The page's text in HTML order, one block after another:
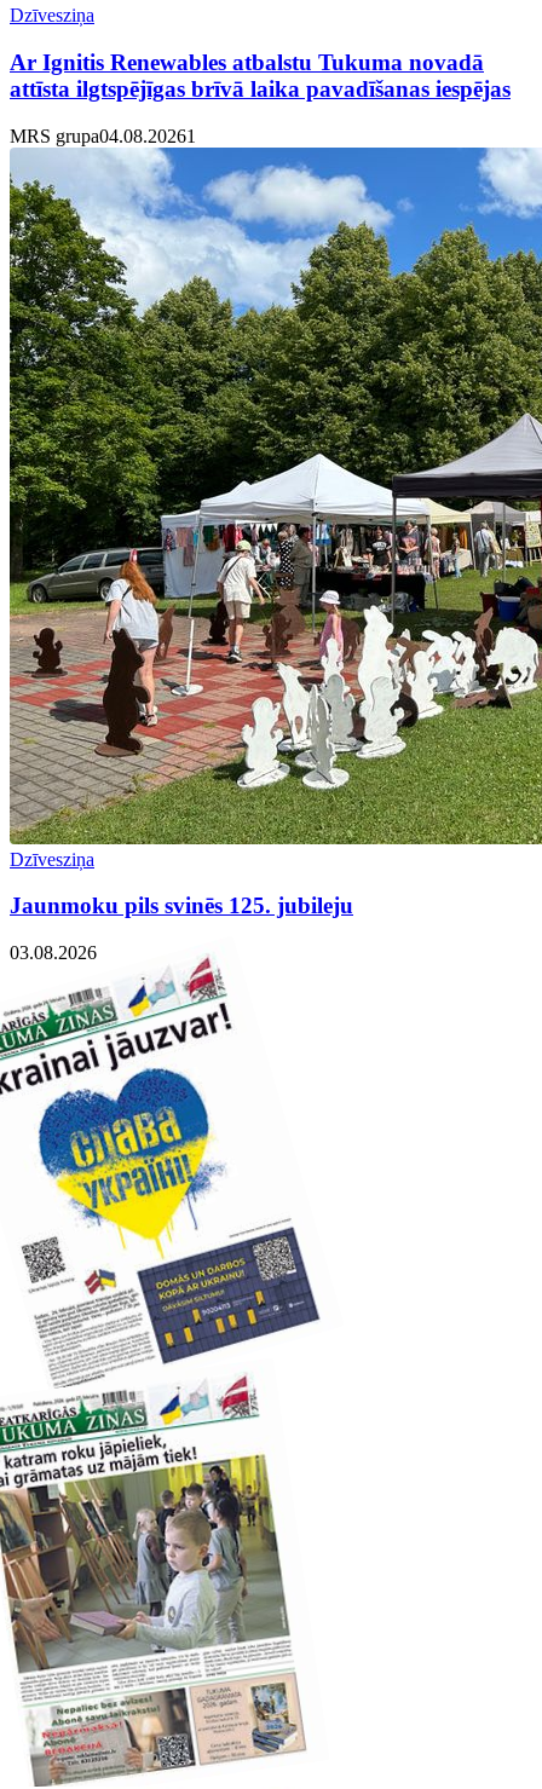
Dzīvesziņa
Ar Ignitis Renewables atbalstu Tukuma novadā
attīsta ilgtspējīgas brīvā laika pavadīšanas iespējas
MRS grupa04.08.20261
Dzīvesziņa
Jaunmoku pils svinēs 125. jubileju
03.08.2026